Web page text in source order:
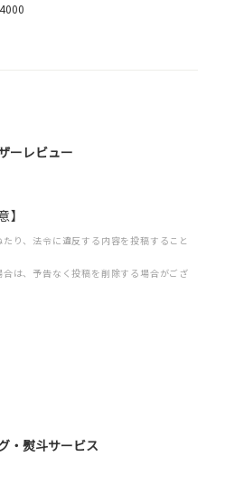
ーレビュー
】
り、法令に違反する内容を投稿すること
は、予告なく投稿を削除する場合がござ
・熨斗サービス